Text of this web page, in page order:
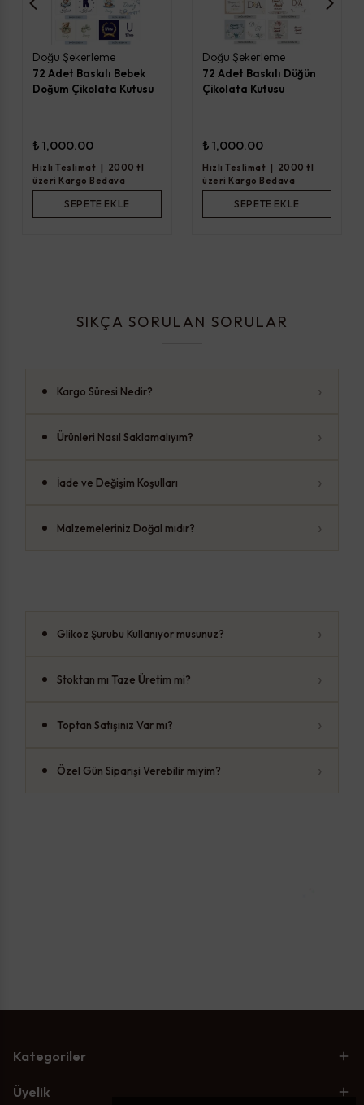
Doğu Şekerleme
72 Adet Baskılı Bebek
Doğum Çikolata Kutusu
₺ 1,000.00
Hızlı Teslimat
2000 tl
üzeri Kargo Bedava
SEPETE EKLE
Doğu Şekerleme
72 Adet Baskılı Düğün
Çikolata Kutusu
₺ 1,000.00
Hızlı Teslimat
2000 tl
üzeri Kargo Bedava
SEPETE EKLE
SIKÇA SORULAN SORULAR
Kargo Süresi Nedir? ›
Ürünleri Nasıl Saklamalıyım? ›
İade ve Değişim Koşulları ›
Malzemeleriniz Doğal mıdır? ›
Glikoz Şurubu Kullanıyor musunuz? ›
Stoktan mı Taze Üretim mi? ›
Toptan Satışınız Var mı? ›
Özel Gün Siparişi Verebilir miyim? ›
Kategoriler
Üyelik